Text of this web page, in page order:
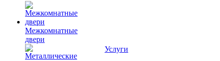
Межкомнатные
двери
Услуги